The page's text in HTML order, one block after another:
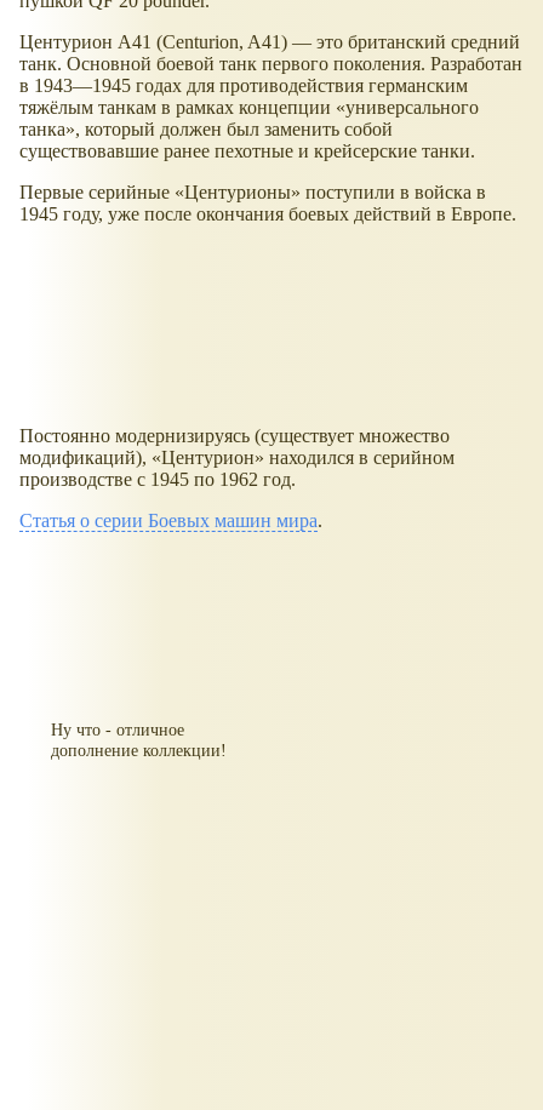
Центурион A41 (Centurion, A41) — это британский средний
танк. Основной боевой танк первого поколения. Разработан
в 1943—1945 годах для противодействия германским
тяжёлым танкам в рамках концепции «универсального
танка», который должен был заменить собой
существовавшие ранее пехотные и крейсерские танки.
Первые серийные «Центурионы» поступили в войска в
1945 году, уже после окончания боевых действий в Европе.
Постоянно модернизируясь (существует множество
модификаций), «Центурион» находился в серийном
производстве с 1945 по 1962 год.
Статья о серии Боевых машин мира.
Ну что - отличное
дополнение коллекции!